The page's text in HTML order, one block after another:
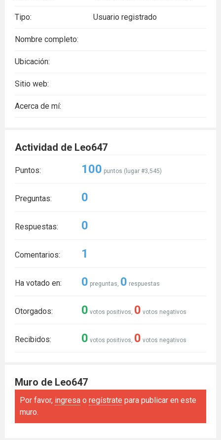
Tipo: Usuario registrado
Nombre completo:
Ubicación:
Sitio web:
Acerca de mí:
Actividad de Leo647
Puntos: 100 puntos (lugar #3,545)
Preguntas: 0
Respuestas: 0
Comentarios: 1
Ha votado en: 0 preguntas, 0 respuestas
Otorgados: 0 votos positivos, 0 votos negativos
Recibidos: 0 votos positivos, 0 votos negativos
Muro de Leo647
Por favor, ingresa o regístrate para publicar en este
muro.